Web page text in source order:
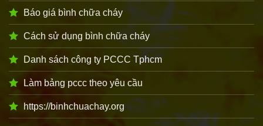
Báo giá bình chữa cháy
Cách sử dụng bình chữa cháy
Danh sách công ty PCCC Tphcm
Làm bảng pccc theo yêu cầu
https://binhchuachay.org